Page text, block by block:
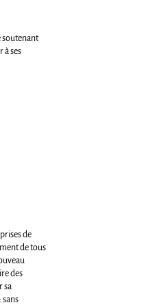
soutenant
à ses
de
de tous
des
sa
sans